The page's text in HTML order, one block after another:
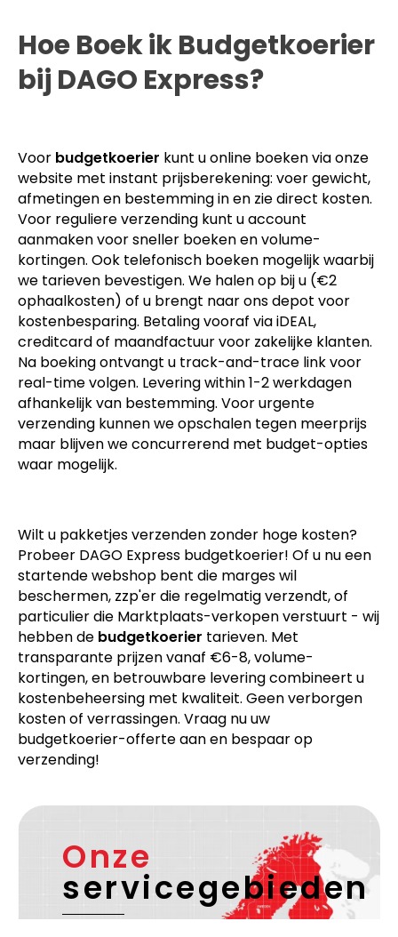
Hoe Boek ik Budgetkoerier
bij DAGO Express?
Voor budgetkoerier kunt u online boeken via onze
website met instant prijsberekening: voer gewicht,
afmetingen en bestemming in en zie direct kosten.
Voor reguliere verzending kunt u account
aanmaken voor sneller boeken en volume-
kortingen. Ook telefonisch boeken mogelijk waarbij
we tarieven bevestigen. We halen op bij u (€2
ophaalkosten) of u brengt naar ons depot voor
kostenbesparing. Betaling vooraf via iDEAL,
creditcard of maandfactuur voor zakelijke klanten.
Na boeking ontvangt u track-and-trace link voor
real-time volgen. Levering within 1-2 werkdagen
afhankelijk van bestemming. Voor urgente
verzending kunnen we opschalen tegen meerprijs
maar blijven we concurrerend met budget-opties
waar mogelijk.
Wilt u pakketjes verzenden zonder hoge kosten?
Probeer DAGO Express budgetkoerier! Of u nu een
startende webshop bent die marges wil
beschermen, zzp'er die regelmatig verzendt, of
particulier die Marktplaats-verkopen verstuurt - wij
hebben de budgetkoerier tarieven. Met
transparante prijzen vanaf €6-8, volume-
kortingen, en betrouwbare levering combineert u
kostenbeheersing met kwaliteit. Geen verborgen
kosten of verrassingen. Vraag nu uw
budgetkoerier-offerte aan en bespaar op
verzending!
Onze
servicegebieden